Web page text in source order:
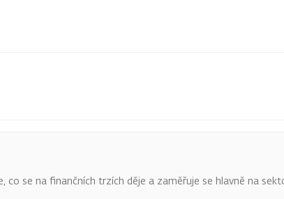
co se na finančních trzích děje a zaměřuje se hlavně na